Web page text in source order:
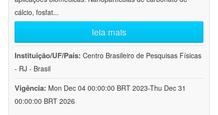
cálcio, fosfat...
leia mais
Instituição/UF/País: Centro Brasileiro de Pesquisas Físicas
- RJ - Brasil
Vigência: Mon Dec 04 00:00:00 BRT 2023-Thu Dec 31
00:00:00 BRT 2026